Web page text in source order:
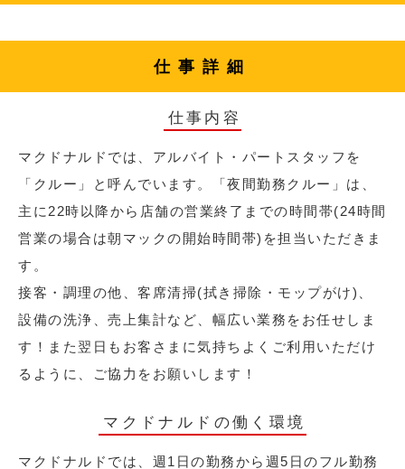
仕事詳細
仕事内容
マクドナルドでは、アルバイト・パートスタッフを
「クルー」と呼んでいます。「夜間勤務クルー」は、
主に22時以降から店舗の営業終了までの時間帯(24時間
営業の場合は朝マックの開始時間帯)を担当いただきま
す。
接客・調理の他、客席清掃(拭き掃除・モップがけ)、
設備の洗浄、売上集計など、幅広い業務をお任せしま
す！また翌日もお客さまに気持ちよくご利用いただけ
るように、ご協力をお願いします！
マクドナルドの働く環境
マクドナルドでは、週1日の勤務から週5日のフル勤務